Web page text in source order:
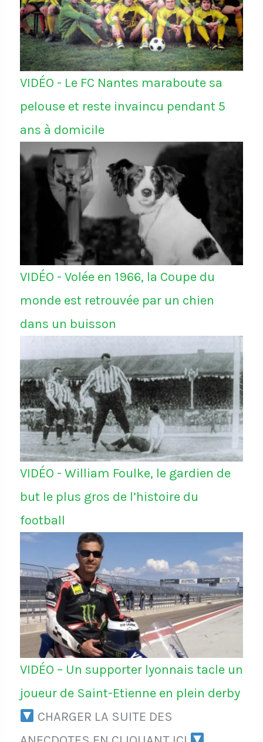
VIDÉO - Le FC Nantes maraboute sa
pelouse et reste invaincu pendant 5
ans à domicile
VIDÉO - Volée en 1966, la Coupe du
monde est retrouvée par un chien
dans un buisson
VIDÉO - William Foulke, le gardien de
but le plus gros de l’histoire du
football
VIDÉO – Un supporter lyonnais tacle un
joueur de Saint-Etienne en plein derby
CHARGER LA SUITE DES